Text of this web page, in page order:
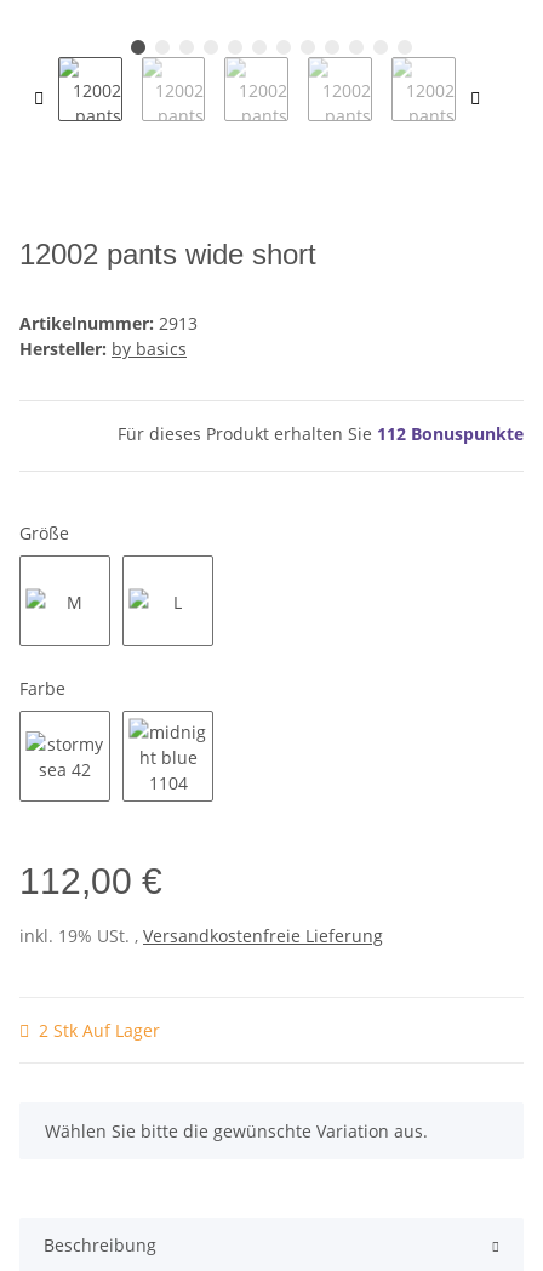
12002 pants wide short
Artikelnummer: 2913
Hersteller: by basics
Für dieses Produkt erhalten Sie 112 Bonuspunkte
Größe
Farbe
112,00 €
inkl. 19% USt. , Versandkostenfreie Lieferung
2 Stk Auf Lager
x
Wählen Sie bitte die gewünschte Variation aus.
Beschreibung